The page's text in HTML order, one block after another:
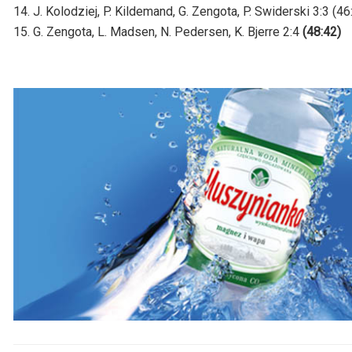
14. J. Kolodziej, P. Kildemand, G. Zengota, P. Swiderski 3:3
15. G. Zengota, L. Madsen, N. Pedersen, K. Bjerre 2:4 (48:42)